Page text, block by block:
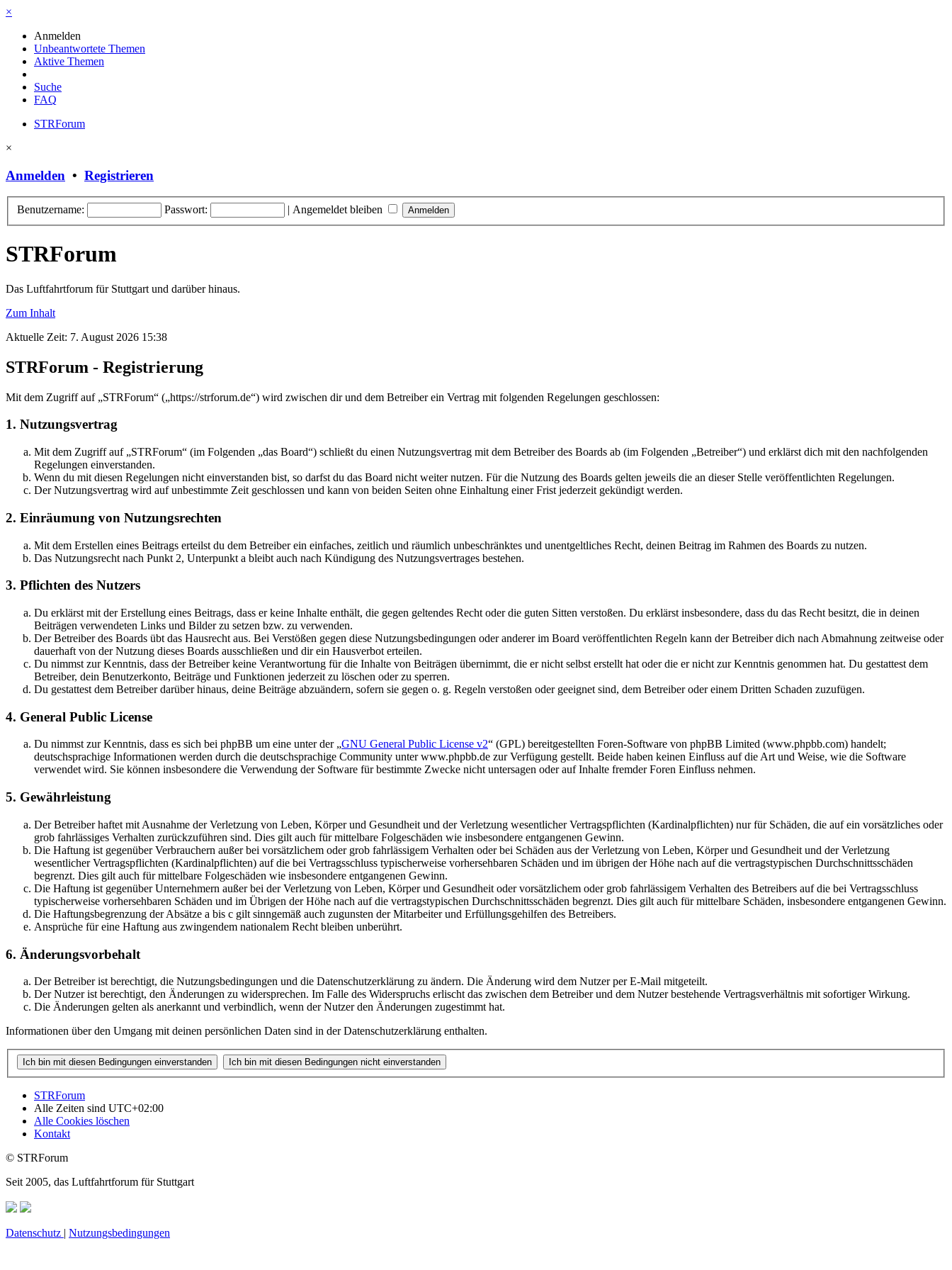
×
Anmelden
Unbeantwortete Themen
Aktive Themen
Suche
FAQ
STRForum
×
Anmelden • Registrieren
Benutzername: Passwort: | Angemeldet bleiben
STRForum
Das Luftfahrtforum für Stuttgart und darüber hinaus.
Zum Inhalt
Aktuelle Zeit: 7. August 2026 15:38
STRForum - Registrierung
Mit dem Zugriff auf „STRForum“ („https://strforum.de“) wird zwischen dir und dem Betreiber ein Vertrag mit folgenden Regelungen geschlossen:
1. Nutzungsvertrag
Mit dem Zugriff auf „STRForum“ (im Folgenden „das Board“) schließt du einen Nutzungsvertrag mit dem Betreiber des Boards ab (im Folgenden „Betreiber“) und erklärst dich mit den nachfolgenden
Regelungen einverstanden.
Wenn du mit diesen Regelungen nicht einverstanden bist, so darfst du das Board nicht weiter nutzen. Für die Nutzung des Boards gelten jeweils die an dieser Stelle veröffentlichten Regelungen.
Der Nutzungsvertrag wird auf unbestimmte Zeit geschlossen und kann von beiden Seiten ohne Einhaltung einer Frist jederzeit gekündigt werden.
2. Einräumung von Nutzungsrechten
Mit dem Erstellen eines Beitrags erteilst du dem Betreiber ein einfaches, zeitlich und räumlich unbeschränktes und unentgeltliches Recht, deinen Beitrag im Rahmen des Boards zu nutzen.
Das Nutzungsrecht nach Punkt 2, Unterpunkt a bleibt auch nach Kündigung des Nutzungsvertrages bestehen.
3. Pflichten des Nutzers
Du erklärst mit der Erstellung eines Beitrags, dass er keine Inhalte enthält, die gegen geltendes Recht oder die guten Sitten verstoßen. Du erklärst insbesondere, dass du das Recht besitzt, die in deinen
Beiträgen verwendeten Links und Bilder zu setzen bzw. zu verwenden.
Der Betreiber des Boards übt das Hausrecht aus. Bei Verstößen gegen diese Nutzungsbedingungen oder anderer im Board veröffentlichten Regeln kann der Betreiber dich nach Abmahnung zeitweise oder
dauerhaft von der Nutzung dieses Boards ausschließen und dir ein Hausverbot erteilen.
Du nimmst zur Kenntnis, dass der Betreiber keine Verantwortung für die Inhalte von Beiträgen übernimmt, die er nicht selbst erstellt hat oder die er nicht zur Kenntnis genommen hat. Du gestattest dem
Betreiber, dein Benutzerkonto, Beiträge und Funktionen jederzeit zu löschen oder zu sperren.
Du gestattest dem Betreiber darüber hinaus, deine Beiträge abzuändern, sofern sie gegen o. g. Regeln verstoßen oder geeignet sind, dem Betreiber oder einem Dritten Schaden zuzufügen.
4. General Public License
Du nimmst zur Kenntnis, dass es sich bei phpBB um eine unter der „GNU General Public License v2“ (GPL) bereitgestellten Foren-Software von phpBB Limited (www.phpbb.com) handelt;
deutschsprachige Informationen werden durch die deutschsprachige Community unter www.phpbb.de zur Verfügung gestellt. Beide haben keinen Einfluss auf die Art und Weise, wie die Software
verwendet wird. Sie können insbesondere die Verwendung der Software für bestimmte Zwecke nicht untersagen oder auf Inhalte fremder Foren Einfluss nehmen.
5. Gewährleistung
Der Betreiber haftet mit Ausnahme der Verletzung von Leben, Körper und Gesundheit und der Verletzung wesentlicher Vertragspflichten (Kardinalpflichten) nur für Schäden, die auf ein vorsätzliches oder
grob fahrlässiges Verhalten zurückzuführen sind. Dies gilt auch für mittelbare Folgeschäden wie insbesondere entgangenen Gewinn.
Die Haftung ist gegenüber Verbrauchern außer bei vorsätzlichem oder grob fahrlässigem Verhalten oder bei Schäden aus der Verletzung von Leben, Körper und Gesundheit und der Verletzung
wesentlicher Vertragspflichten (Kardinalpflichten) auf die bei Vertragsschluss typischerweise vorhersehbaren Schäden und im übrigen der Höhe nach auf die vertragstypischen Durchschnittsschäden
begrenzt. Dies gilt auch für mittelbare Folgeschäden wie insbesondere entgangenen Gewinn.
Die Haftung ist gegenüber Unternehmern außer bei der Verletzung von Leben, Körper und Gesundheit oder vorsätzlichem oder grob fahrlässigem Verhalten des Betreibers auf die bei Vertragsschluss
typischerweise vorhersehbaren Schäden und im Übrigen der Höhe nach auf die vertragstypischen Durchschnittsschäden begrenzt. Dies gilt auch für mittelbare Schäden, insbesondere entgangenen Gewinn.
Die Haftungsbegrenzung der Absätze a bis c gilt sinngemäß auch zugunsten der Mitarbeiter und Erfüllungsgehilfen des Betreibers.
Ansprüche für eine Haftung aus zwingendem nationalem Recht bleiben unberührt.
6. Änderungsvorbehalt
Der Betreiber ist berechtigt, die Nutzungsbedingungen und die Datenschutzerklärung zu ändern. Die Änderung wird dem Nutzer per E-Mail mitgeteilt.
Der Nutzer ist berechtigt, den Änderungen zu widersprechen. Im Falle des Widerspruchs erlischt das zwischen dem Betreiber und dem Nutzer bestehende Vertragsverhältnis mit sofortiger Wirkung.
Die Änderungen gelten als anerkannt und verbindlich, wenn der Nutzer den Änderungen zugestimmt hat.
Informationen über den Umgang mit deinen persönlichen Daten sind in der Datenschutzerklärung enthalten.
STRForum
Alle Zeiten sind UTC+02:00
Alle Cookies löschen
Kontakt
© STRForum
Seit 2005, das Luftfahrtforum für Stuttgart
Datenschutz | Nutzungsbedingungen